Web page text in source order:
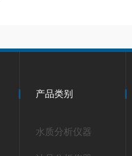
产品类别
水质分析仪器